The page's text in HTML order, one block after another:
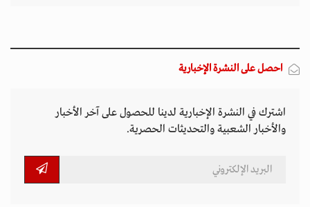
احصل على النشرة الإخبارية
اشترك في النشرة الإخبارية لدينا للحصول على آخر الأخبار
والأخبار الشعبية والتحديثات الحصرية.